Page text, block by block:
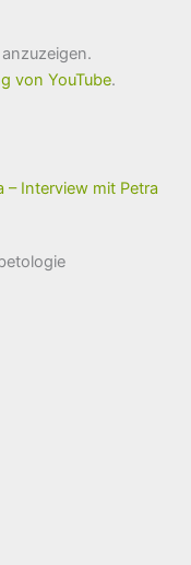
von YouTube.
– Interview mit Petra